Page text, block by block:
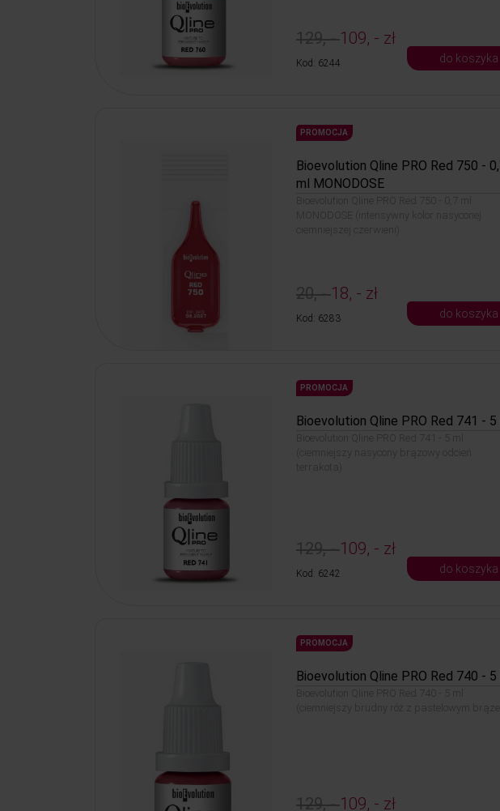
129, -109, - zł
Kod: 6244 do koszyka
PROMOCJA
Bioevolution Qline PRO Red 750 -
ml MONODOSE
Bioevolution Qline PRO Red 750 - 0,7 ml
MONODOSE (intensywny kolor nasyconej
ciemniejszej czerwieni)
20, -18, - zł
Kod: 6283 do koszyka
PROMOCJA
Bioevolution Qline PRO Red 741 - 5
Bioevolution Qline PRO Red 741 - 5 ml
(ciemniejszy nasycony brązowy odcień
terrakota)
129, -109, - zł
Kod: 6242 do koszyka
PROMOCJA
Bioevolution Qline PRO Red 740 - 5
Bioevolution Qline PRO Red 740 - 5 ml
(ciemniejszy brudny róż z pastelowym
129, -109, - zł